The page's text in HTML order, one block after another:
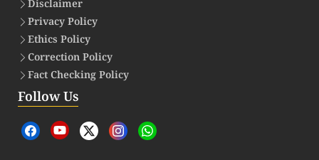
Disclaimer
Privacy Policy
Ethics Policy
Correction Policy
Fact Checking Policy
Follow Us